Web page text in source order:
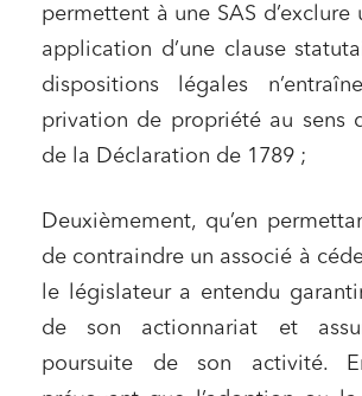
permettent à une SAS d’exclure
application d’une clause
dispositions légales
privation de propriété au sens
de la Déclaration de 1789 ;
Deuxièmement, qu’en
de contraindre un associé à
le législateur a entendu
de son actionnariat et
poursuite de son activité.